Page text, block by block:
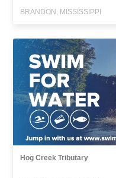
BRANDON, MISSISSIPPI
Hog Creek Tributary